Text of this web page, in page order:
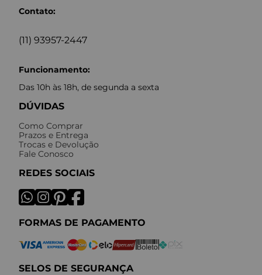
Contato:
(11) 93957-2447
Funcionamento:
Das 10h às 18h, de segunda a sexta
DÚVIDAS
Como Comprar
Prazos e Entrega
Trocas e Devolução
Fale Conosco
REDES SOCIAIS
FORMAS DE PAGAMENTO
SELOS DE SEGURANÇA